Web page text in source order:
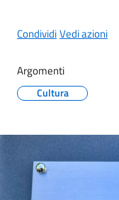
Progetti
Partecipa
CondividiVedi azioni
Argomenti
Cultura